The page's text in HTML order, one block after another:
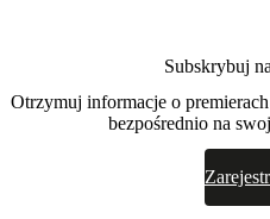
Subskrybuj
Otrzymuj informacje o
bezpośrednio na